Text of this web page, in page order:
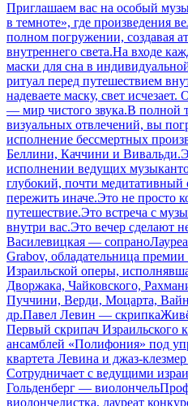
Приглашаем вас на особый
в темноте», где произведения
полном погружении, создавая
внутреннего света.На входе
маски для сна в
ритуал перед путешествием
надеваете маску, свет
— мир чистого звука.В полной
визуальных отвлечений, вы
исполнение бессмертных
Беллини, Каччини и
исполнении ведущих
глубокий, почти
пережить иначе.Это не просто
путешествие.Это встреча с
внутри вас.Это вечер сделают
Василевицкая —
Grabov, обладательница
Израильской оперы,
Дворжака, Чайковского,
Пуччини, Верди, Моцарта,
др.Павел Левин —
Первый скрипач Израильского
ансамблей «Полифония» под
квартета Левина и джаз-
Сотрудничает с ведущими
Гольденберг —
виолончелистка, лауреат